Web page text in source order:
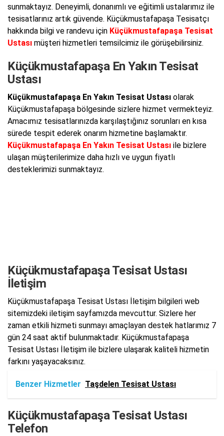
sunmaktayız. Deneyimli, donanımlı ve eğitimli ustalarımız ile
tesisatlarınız artık güvende. Küçükmustafapaşa Tesisatçı
hakkında bilgi ve randevu için Küçükmustafapaşa Tesisat
Ustası müşteri hizmetleri temsilcimiz ile görüşebilirsiniz.
Küçükmustafapaşa En Yakın Tesisat
Ustası
Küçükmustafapaşa En Yakın Tesisat Ustası olarak
Küçükmustafapaşa bölgesinde sizlere hizmet vermekteyiz.
Amacımız tesisatlarınızda karşılaştığınız sorunları en kısa
sürede tespit ederek onarım hizmetine başlamaktır.
Küçükmustafapaşa En Yakın Tesisat Ustası ile bizlere
ulaşan müşterilerimize daha hızlı ve uygun fiyatlı
desteklerimizi sunmaktayız.
Küçükmustafapaşa Tesisat Ustası
İletişim
Küçükmustafapaşa Tesisat Ustası İletişim bilgileri web
sitemizdeki iletişim sayfamızda mevcuttur. Sizlere her
zaman etkili hizmeti sunmayı amaçlayan destek hatlarımız 7
gün 24 saat aktif bulunmaktadır. Küçükmustafapaşa
Tesisat Ustası İletişim ile bizlere ulaşarak kaliteli hizmetin
farkını yaşayacaksınız.
Benzer Hizmetler Taşdelen Tesisat Ustası
Küçükmustafapaşa Tesisat Ustası
Telefon